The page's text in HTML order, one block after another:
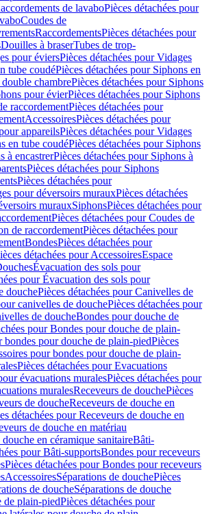
de lavaboPièces détachées pour
Coudes de
RaccordementsPièces détachées pour
Douilles à braserTubes de trop-
pour éviersPièces détachées pour Vidages
tube coudéPièces détachées pour Siphons en
chambrePièces détachées pour Siphons
pour évierPièces détachées pour Siphons
raccordementPièces détachées pour
AccessoiresPièces détachées pour
appareilsPièces détachées pour Vidages
en tube coudéPièces détachées pour Siphons
à encastrerPièces détachées pour Siphons à
Pièces détachées pour Siphons
Pièces détachées pour
pour déversoirs murauxPièces détachées
murauxSiphonsPièces détachées pour
Pièces détachées pour Coudes de
de raccordementPièces détachées pour
BondesPièces détachées pour
détachées pour AccessoiresEspace
Évacuation des sols pour
pour Évacuation des sols pour
douchePièces détachées pour Canivelles de
canivelles de douchePièces détachées pour
de doucheBondes pour douche de
pour Bondes pour douche de plain-
bondes pour douche de plain-piedPièces
pour bondes pour douche de plain-
Pièces détachées pour Evacuations
évacuations muralesPièces détachées pour
muralesReceveurs de douchePièces
de doucheReceveurs de douche en
détachées pour Receveurs de douche en
de douche en matériau
en céramique sanitaireBâti-
pour Bâti-supportsBondes pour receveurs
Pièces détachées pour Bondes pour receveurs
AccessoiresSéparations de douchePièces
de doucheSéparations de douche
de plain-piedPièces détachées pour